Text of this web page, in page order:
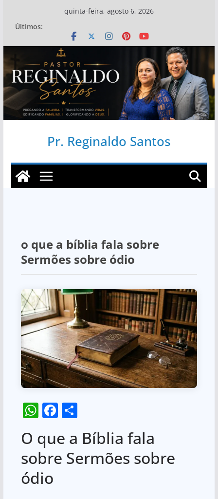
conteúdo
quinta-feira, agosto 6, 2026
Últimos:
Pr. Reginaldo Santos
o que a bíblia fala sobre
Sermões sobre ódio
W
h
at
s
A
p
F
a
c
e
S
ar
e
O que a Bíblia fala
sobre Sermões sobre
ódio